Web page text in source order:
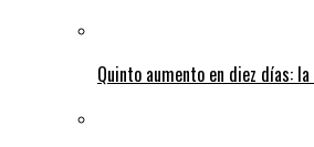
Quinto aumento en diez días: